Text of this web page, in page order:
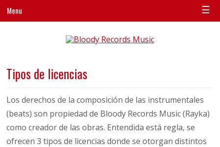
Menu ☰
Tipos de licencias
Los derechos de la composición de las instrumentales
(beats) son propiedad de Bloody Records Music (Rayka)
como creador de las obras. Entendida está regla, se
ofrecen 3 tipos de licencias donde se otorgan distintos